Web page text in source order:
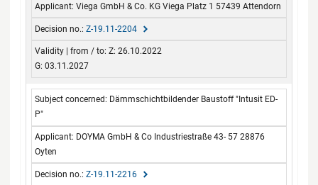
Viega GmbH & Co. KG Viega Platz 1 57439 Attendorn
Z-19.11-2204
Z: 26.10.2022
G: 03.11.2027
Dämmschichtbildender Baustoff "Intusit ED-
P"
DOYMA GmbH & Co Industriestraße 43- 57 28876
Oyten
Z-19.11-2216